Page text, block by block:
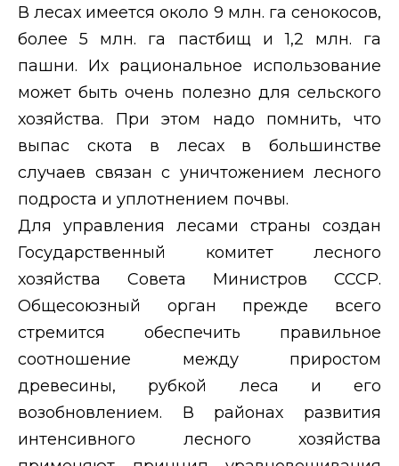
В лесах имеется около 9 млн. га сенокосов,
более 5 млн. га пастбищ и 1,2 млн. га
пашни. Их рациональное использование
может быть очень полезно для сельского
хозяйства. При этом надо помнить, что
выпас скота в лесах в большинстве
случаев связан с уничтожением лесного
подроста и уплотнением почвы.
Для управления лесами страны создан
Государственный комитет лесного
хозяйства Совета Министров СССР.
Общесоюзный орган прежде всего
стремится обеспечить правильное
соотношение между приростом
древесины, рубкой леса и его
возобновлением. В районах развития
интенсивного лесного хозяйства